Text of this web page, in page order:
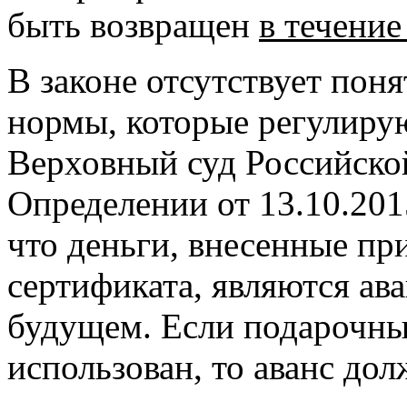
быть возвращен в
В законе отсутствует
нормы, которые
Верховный суд
Определении от
что деньги, внесенные
сертификата, являются
будущем. Если
использован, то аванс